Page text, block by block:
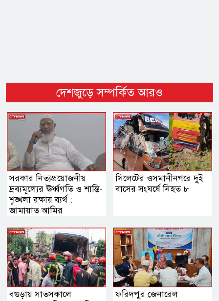
দেশজুড়ে সম্পর্কিত আরও
সরকার নিত্যপ্রয়োজনীয়
দ্রব্যমূল্যের ঊর্ধ্বগতি ও শান্তি-
শৃঙ্খলা রক্ষায় ব্যর্থ :
জামায়াত আমির
সিলেটের ওসমানীনগরে দুই
বাসের সংঘর্ষে নিহত ৮
বগুড়ায় সাতসকালে
ফরিদপুর জেনারেল